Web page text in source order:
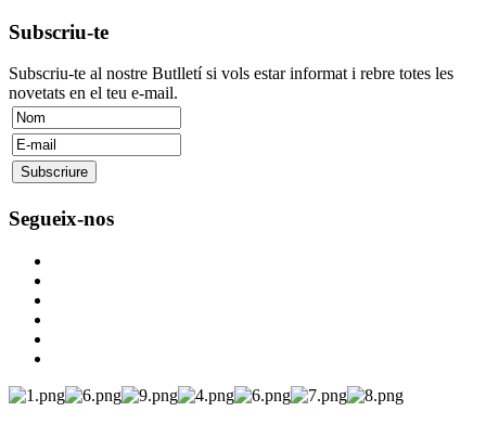
Subscriu-te
Subscriu-te al nostre Butlletí si vols estar informat i rebre totes les
novetats en el teu e-mail.
Segueix-nos